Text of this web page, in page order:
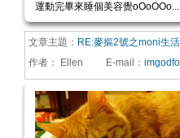
運動完畢來睡個美容覺
文章主題： RE:麥摳2號之moni生
作者：
Ellen E-mail ：